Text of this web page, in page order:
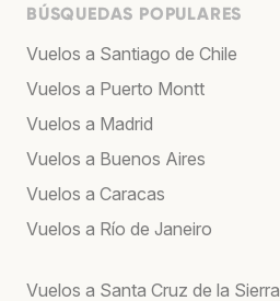
BÚSQUEDAS POPULARES
Vuelos a Santiago de Chile
Vuelos a Puerto Montt
Vuelos a Madrid
Vuelos a Buenos Aires
Vuelos a Caracas
Vuelos a Río de Janeiro
Vuelos a Santa Cruz de la Sierra